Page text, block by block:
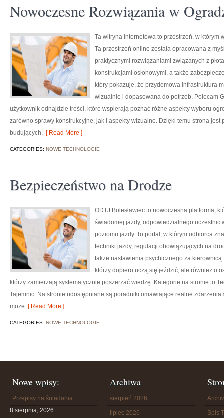
Nowoczesne Rozwiązania w
Ta witryna internetowa to przestrzeń, w którym
Ta przestrzeń online została opracowana z
praktycznymi rozwiązaniami związanych z
konstrukcjami osłonowymi, a także
który pokazuje, że przydomowa infrastruktura
wizualnie i dopasowana do potrzeb. Polecam
użytkownik odnajdzie treści, które wspierają poznać różne aspekty wyboru
zarówno sprawy konstrukcyjne, jak i aspekty wizualne. Dzięki temu strona
budujących, [ Read More ]
CATEGORIES: NOWE TECHNOLOGIE
Bezpieczeństwo na Drodze
ODTJ Bolesławiec to nowoczesna platforma,
świadomej jazdy, odpowiedzialnego
poziomu jazdy. To portal, w którym odbiorca
techniki jazdy, regulacji obowiązujących na
także nastawienia psychicznego za
którzy dopiero uczą się jeździć, ale również o
którzy zamierzają systematycznie poszerzać wiedzę. Kategorie na stronie to
Tajemnic. Na stronie udostępniane są poradniki omawiające realne
może [ Read More ]
CATEGORIES: NOWE TECHNOLOGIE
Nowe wpisy:
Przepisy na śniadania
8 sierpnia, 2026
Archiwa
sierpień 2026
lipiec 2026 Spis